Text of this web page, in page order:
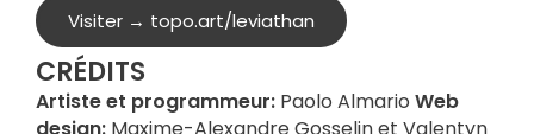
Visiter → topo.art/leviathan
CRÉDITS
Artiste et programmeur: Paolo Almario Web
design: Maxime-Alexandre Gosselin et Valentyn